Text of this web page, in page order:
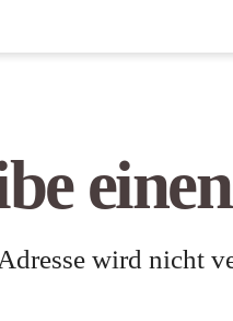
wird nicht